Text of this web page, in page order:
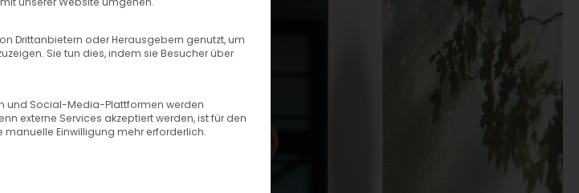
Drittanbietern oder Herausgebern genutzt, um
Sie tun dies, indem sie Besucher über
und Social-Media-Plattformen werden
externe Services akzeptiert werden, ist für den
manuelle Einwilligung mehr erforderlich.